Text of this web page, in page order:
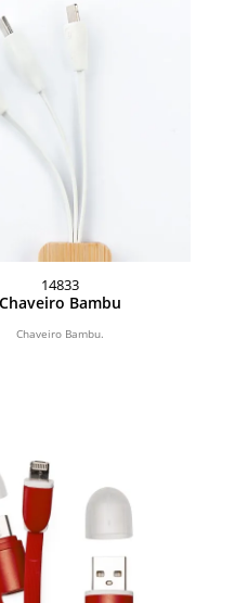
14833
Chaveiro Bambu
Chaveiro Bambu.